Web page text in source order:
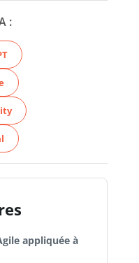
:
appliquée à